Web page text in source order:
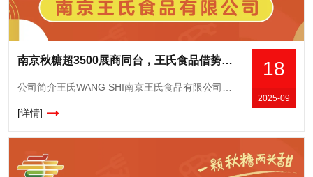
18
2025-09
南京秋糖超3500展商同台，王氏食品借势抢占长三角消费市场
[详情]